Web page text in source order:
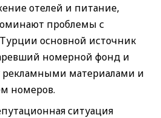
отелей и питание,
проблемы с
основной источник
номерной фонд и
материалами и
номеров.
ситуация